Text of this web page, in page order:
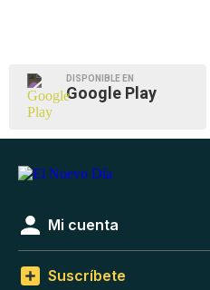
DISPONIBLE EN
Google Play
Mi cuenta
Suscríbete